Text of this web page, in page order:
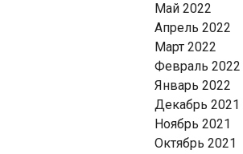
Май 2022
Апрель 2022
Март 2022
Февраль 2022
Январь 2022
Декабрь 2021
Ноябрь 2021
Октябрь 2021